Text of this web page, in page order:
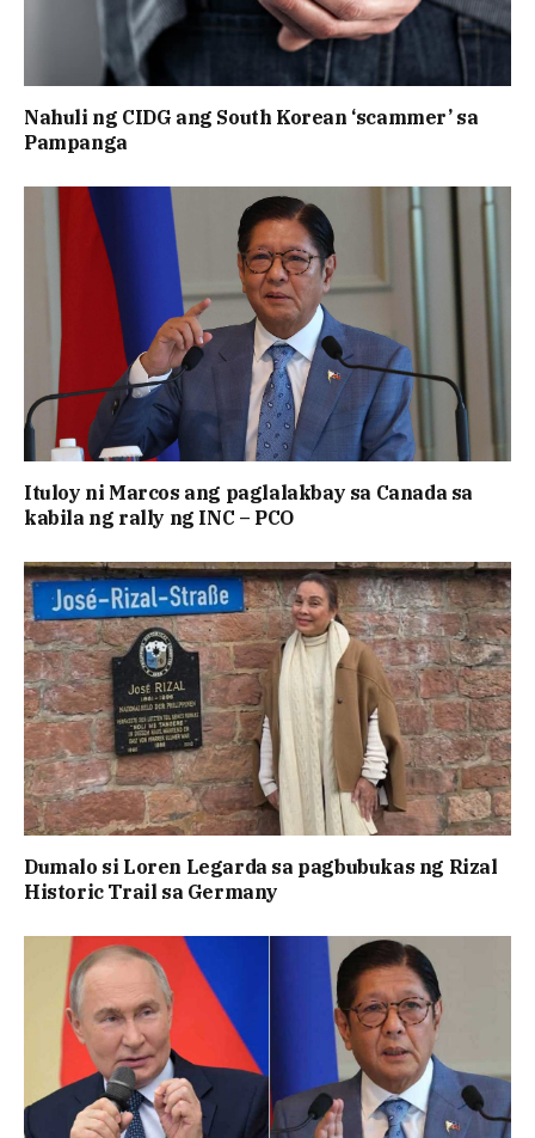
Nahuli ng CIDG ang South Korean ‘scammer’ sa
Pampanga
Ituloy ni Marcos ang paglalakbay sa Canada sa
kabila ng rally ng INC – PCO
Dumalo si Loren Legarda sa pagbubukas ng Rizal
Historic Trail sa Germany